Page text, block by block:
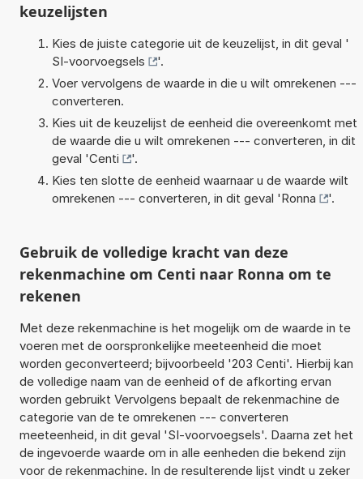
keuzelijsten
Kies de juiste categorie uit de keuzelijst, in dit geval '
SI-voorvoegsels
'.
Voer vervolgens de waarde in die u wilt omrekenen ---
converteren.
Kies uit de keuzelijst de eenheid die overeenkomt met
de waarde die u wilt omrekenen --- converteren, in dit
geval 'Centi
'.
Kies ten slotte de eenheid waarnaar u de waarde wilt
omrekenen --- converteren, in dit geval 'Ronna '.
Gebruik de volledige kracht van deze
rekenmachine om Centi naar Ronna om te
rekenen
Met deze rekenmachine is het mogelijk om de waarde in te
voeren met de oorspronkelijke meeteenheid die moet
worden geconverteerd; bijvoorbeeld '203 Centi'. Hierbij kan
de volledige naam van de eenheid of de afkorting ervan
worden gebruikt Vervolgens bepaalt de rekenmachine de
categorie van de te omrekenen --- converteren
meeteenheid, in dit geval 'SI-voorvoegsels'. Daarna zet het
de ingevoerde waarde om in alle eenheden die bekend zijn
voor de rekenmachine. In de resulterende lijst vindt u zeker